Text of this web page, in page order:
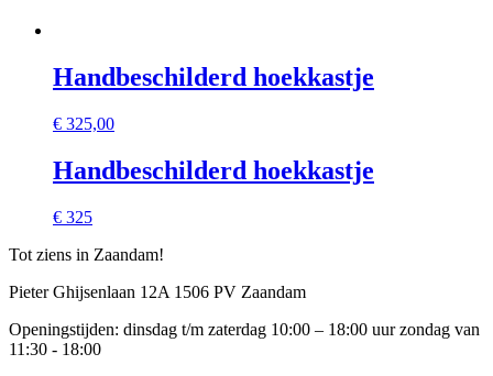
Handbeschilderd hoekkastje
€ 325,00
Handbeschilderd hoekkastje
€ 325
Tot ziens in Zaandam!
Pieter Ghijsenlaan 12A 1506 PV Zaandam
Openingstijden: dinsdag t/m zaterdag 10:00 – 18:00 uur zondag van
11:30 - 18:00